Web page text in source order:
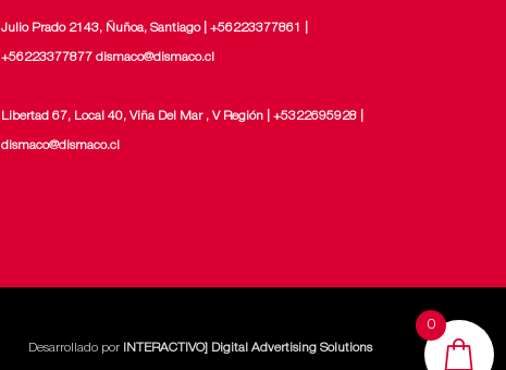
Julio Prado 2143, Ñuñoa, Santiago | +56223377861 |
+56223377877 dismaco@dismaco.cl
Libertad 67, Local 40, Viña Del Mar , V Región | +5322695928 |
dismaco@dismaco.cl
Desarrollado por INTERACTIVO] Digital Advertising Solutions
0